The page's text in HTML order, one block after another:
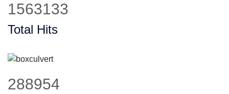
1990506
Total Hits
367957